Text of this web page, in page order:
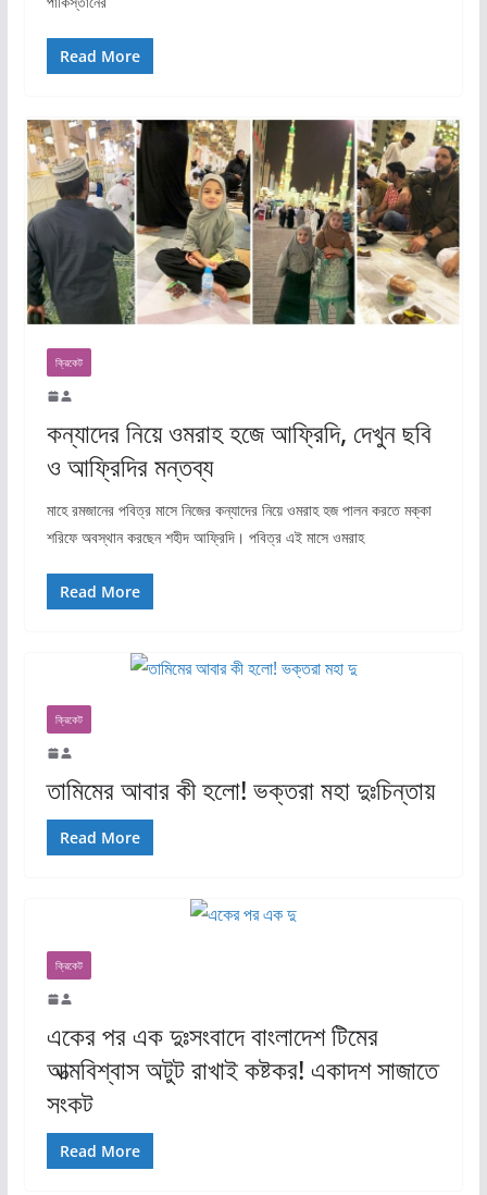
Read More
ক্রিকেট
কন্যাদের নিয়ে ওমরাহ হজে আফ্রিদি, দেখুন ছবি
ও আফ্রিদির মন্তব্য
মাহে রমজানের পবিত্র মাসে নিজের কন্যাদের নিয়ে ওমরাহ হজ পালন করতে মক্কা
শরিফে অবস্থান করছেন শহীদ আফ্রিদি। পবিত্র এই মাসে ওমরাহ
Read More
ক্রিকেট
তামিমের আবার কী হলো! ভক্তরা মহা দুঃচিন্তায়
Read More
ক্রিকেট
একের পর এক দুঃসংবাদে বাংলাদেশ টিমের
আত্মবিশ্বাস অটুট রাখাই কষ্টকর! একাদশ সাজাতে
সংকট
Read More